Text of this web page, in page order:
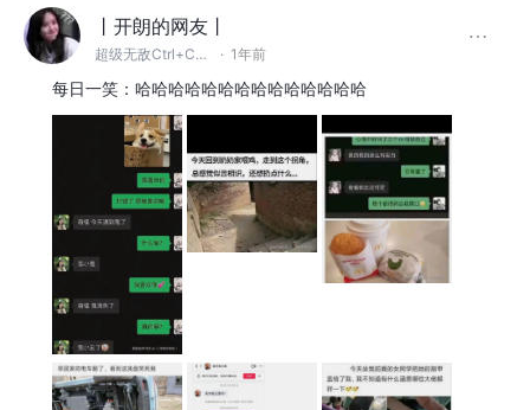
丨开朗的网友丨
超级无敌Ctrl+C~V~Z大王 · 1年前
每日一笑：哈哈哈哈哈哈哈哈哈哈哈哈哈哈